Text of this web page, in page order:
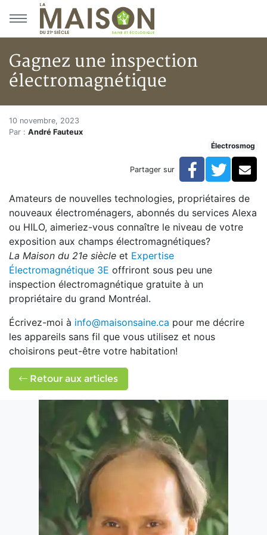
Aller au menu principal
Aller au contenu principal
Gagnez une inspection
électromagnétique
Accueil
Articles
Gagnez une inspection électromagnétique
Gagnez une inspection
10 novembre, 2023
Par : André Fauteux
Électrosmog
Partager sur Facebook
Amateurs de nouvelles technologies, propriétaires de
nouveaux électroménagers, abonnés du services Alexa
ou HILO, aimeriez-vous connaître le niveau de votre
exposition aux champs électromagnétiques?
La Maison du 21e siècle et Expertise
Électromagnétique 3E offriront sous peu une
inspection électromagnétique gratuite à un
propriétaire du grand Montréal.
Écrivez-moi à info@maisonsaine.ca pour me décrire
les appareils sans fil que vous utilisez et nous
choisirons peut-être votre habitation!
Retour aux articles